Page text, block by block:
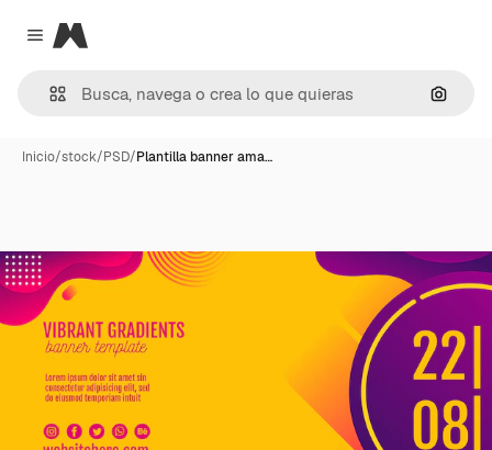
Close menu
Magnific
Inicio/stock/PSD/Plantilla banner ama…